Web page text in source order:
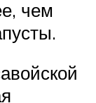
чем